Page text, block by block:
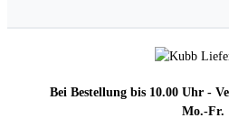
Bei Bestellung bis 10.00 Uhr -
Mo.-Fr.